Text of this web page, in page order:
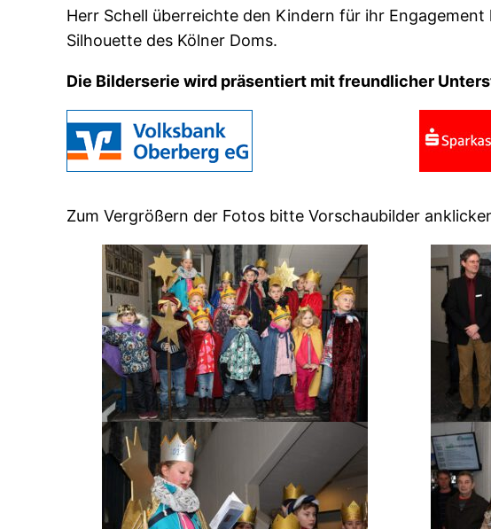
Herr Schell überreichte den Kindern für ihr
Silhouette des Kölner Doms.
Die Bilderserie wird präsentiert mit freundlicher
Zum Vergrößern der Fotos bitte Vorschaubilder